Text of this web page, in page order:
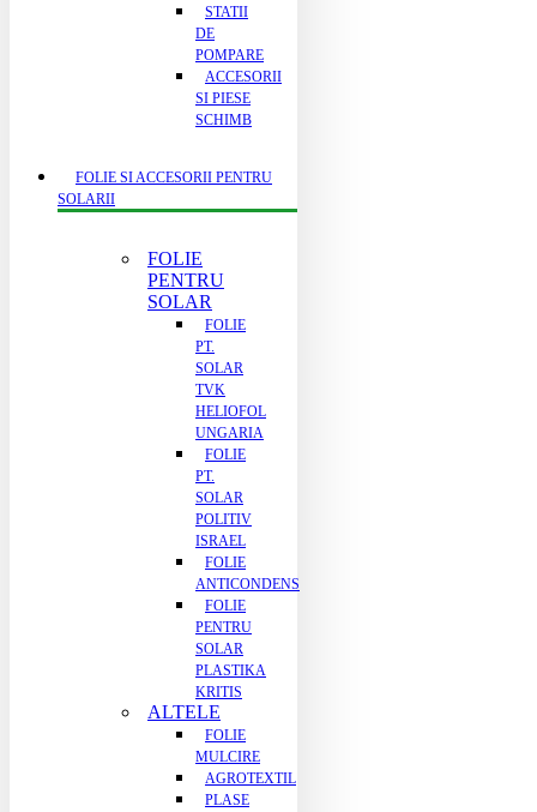
STATII
DE
POMPARE
ACCESORII
SI PIESE
SCHIMB
FOLIE SI ACCESORII PENTRU
SOLARII
FOLIE
PENTRU
SOLAR
FOLIE
PT.
SOLAR
TVK
HELIOFOL
UNGARIA
FOLIE
PT.
SOLAR
POLITIV
ISRAEL
FOLIE
ANTICONDENS
FOLIE
PENTRU
SOLAR
PLASTIKA
KRITIS
ALTELE
FOLIE
MULCIRE
AGROTEXTIL
PLASE